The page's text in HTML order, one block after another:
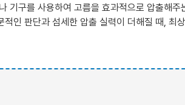
기구를 사용하여 고름을 효과적으로 압출해주
인 판단과 섬세한 압출 실력이 더해질 때, 최